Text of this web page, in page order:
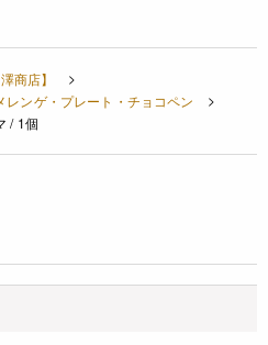
商店】
レンゲ・プレート・チョコペン
/ 1個